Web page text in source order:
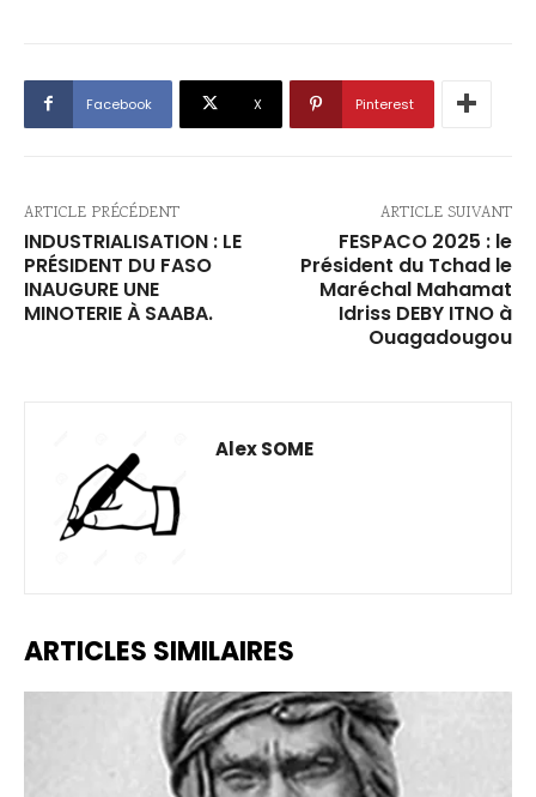
Facebook X Pinterest
ARTICLE PRÉCÉDENT
INDUSTRIALISATION : LE
PRÉSIDENT DU FASO
INAUGURE UNE
MINOTERIE À SAABA.
ARTICLE SUIVANT
FESPACO 2025 : le
Président du Tchad le
Maréchal Mahamat
Idriss DEBY ITNO à
Ouagadougou
Alex SOME
ARTICLES SIMILAIRES